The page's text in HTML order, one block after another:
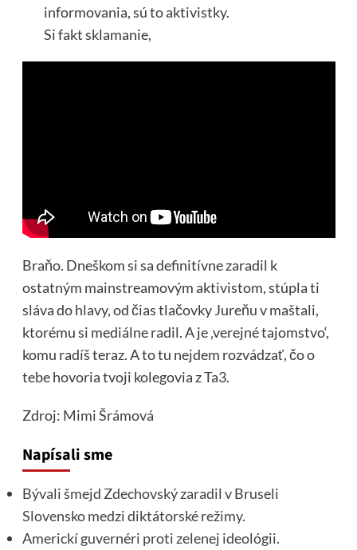
informovania, sú to aktivistky.
Si fakt sklamanie,
Braňo. Dneškom si sa definitívne zaradil k
ostatným mainstreamovým aktivistom, stúpla ti
sláva do hlavy, od čias tlačovky Jureňu v maštali,
ktorému si mediálne radil. A je ‚verejné tajomstvo‘,
komu radíš teraz. A to tu nejdem rozvádzať, čo o
tebe hovoria tvoji kolegovia z Ta3.
Zdroj: Mimi Šrámová
Napísali sme
Bývali šmejd Zdechovský zaradil v Bruseli
Slovensko medzi diktátorské režimy.
Americkí guvernéri proti zelenej ideológii.